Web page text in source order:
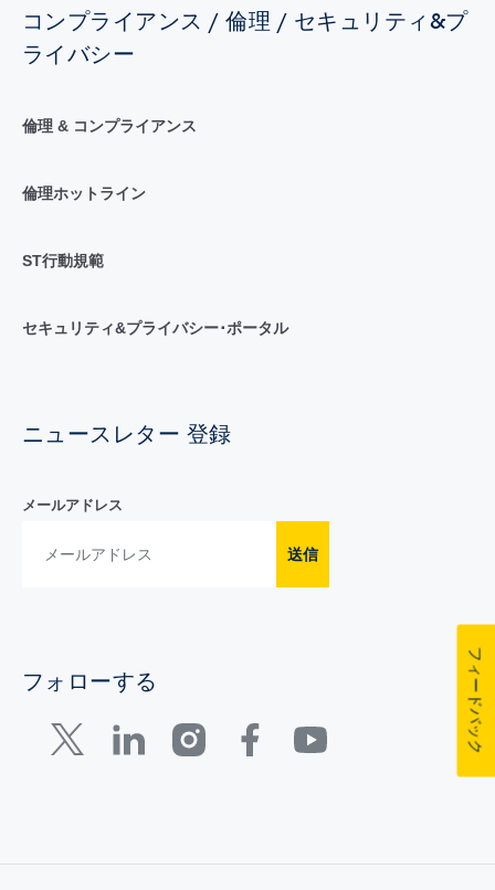
コンプライアンス / 倫理 / セキュリティ&プ
ライバシー
倫理 & コンプライアンス
倫理ホットライン
ST行動規範
セキュリティ&プライバシー･ポータル
ニュースレター 登録
メールアドレス
送信
フォローする フィードバック